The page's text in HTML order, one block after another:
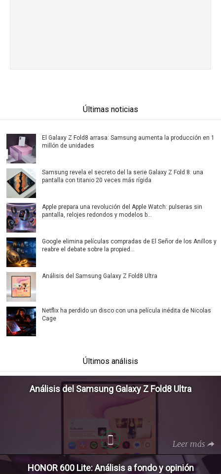
Últimas noticias
El Galaxy Z Fold8 arrasa: Samsung aumenta la producción en 1
millón de unidades
Samsung revela el secreto del la serie Galaxy Z Fold 8: una
pantalla con titanio 20 veces más rígida
Apple prepara una revolución del Apple Watch: pulseras sin
pantalla, relojes redondos y modelos b...
Google elimina películas compradas de El Señor de los Anillos y
reabre el debate sobre la propied...
Análisis del Samsung Galaxy Z Fold8 Ultra
Netflix ha perdido un disco con una película inédita de Nicolas
Cage
Últimos análisis
Análisis del Samsung Galaxy Z Fold8 Ultra
Leer más
HONOR 600 Lite: Análisis a fondo y opinión